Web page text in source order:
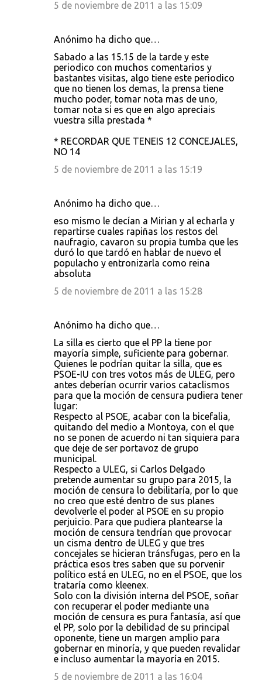
5 de noviembre de 2011 a las 15:09
Anónimo ha dicho que…
Sabado a las 15.15 de la tarde y este
periodico con muchos comentarios y
bastantes visitas, algo tiene este periodico
que no tienen los demas, la prensa tiene
mucho poder, tomar nota mas de uno,
tomar nota si es que en algo apreciais
vuestra silla prestada *
* RECORDAR QUE TENEIS 12 CONCEJALES,
NO 14
5 de noviembre de 2011 a las 15:19
Anónimo ha dicho que…
eso mismo le decían a Mirian y al echarla y
repartirse cuales rapiñas los restos del
naufragio, cavaron su propia tumba que les
duró lo que tardó en hablar de nuevo el
populacho y entronizarla como reina
absoluta
5 de noviembre de 2011 a las 15:28
Anónimo ha dicho que…
La silla es cierto que el PP la tiene por
mayoría simple, suficiente para gobernar.
Quienes le podrían quitar la silla, que es
PSOE-IU con tres votos más de ULEG, pero
antes deberían ocurrir varios cataclismos
para que la moción de censura pudiera tener
lugar:
Respecto al PSOE, acabar con la bicefalia,
quitando del medio a Montoya, con el que
no se ponen de acuerdo ni tan siquiera para
que deje de ser portavoz de grupo
municipal.
Respecto a ULEG, si Carlos Delgado
pretende aumentar su grupo para 2015, la
moción de censura lo debilitaría, por lo que
no creo que esté dentro de sus planes
devolverle el poder al PSOE en su propio
perjuicio. Para que pudiera plantearse la
moción de censura tendrían que provocar
un cisma dentro de ULEG y que tres
concejales se hicieran tránsfugas, pero en la
práctica esos tres saben que su porvenir
político está en ULEG, no en el PSOE, que los
trataría como kleenex.
Solo con la división interna del PSOE, soñar
con recuperar el poder mediante una
moción de censura es pura fantasía, así que
el PP, solo por la debilidad de su principal
oponente, tiene un margen amplio para
gobernar en minoría, y que pueden revalidar
e incluso aumentar la mayoría en 2015.
5 de noviembre de 2011 a las 16:04